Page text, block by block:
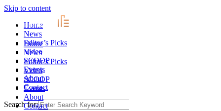
Skip to content
Home
News
Editor’s Picks
Video
SCOOP
Events
About
Contact
Home
News
Editor’s Picks
Video
SCOOP
Events
About
Contact
Search for: